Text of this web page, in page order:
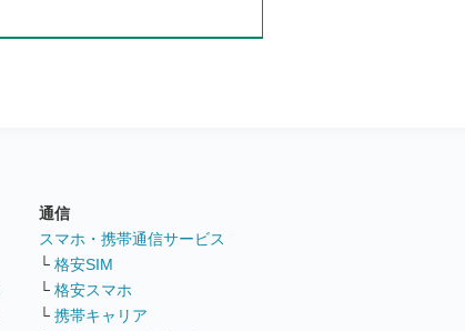
通信
スマホ・携帯通信サービス
└ 格安SIM
└ 格安スマホ
└ 携帯キャリア